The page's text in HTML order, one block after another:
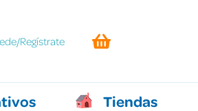
Regístrate
Tiendas